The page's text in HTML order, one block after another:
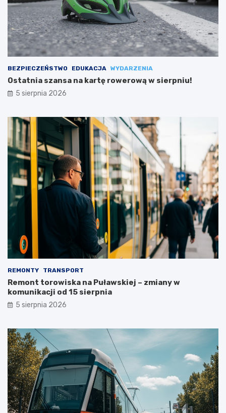
BEZPIECZEŃSTWO EDUKACJA WYDARZENIA
Ostatnia szansa na kartę rowerową w sierpniu!
5 sierpnia 2026
REMONTY TRANSPORT
Remont torowiska na Puławskiej – zmiany w
komunikacji od 15 sierpnia
5 sierpnia 2026